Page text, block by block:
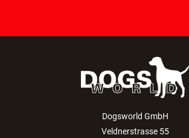
Dogsworld GmbH
Veldnerstrasse 55